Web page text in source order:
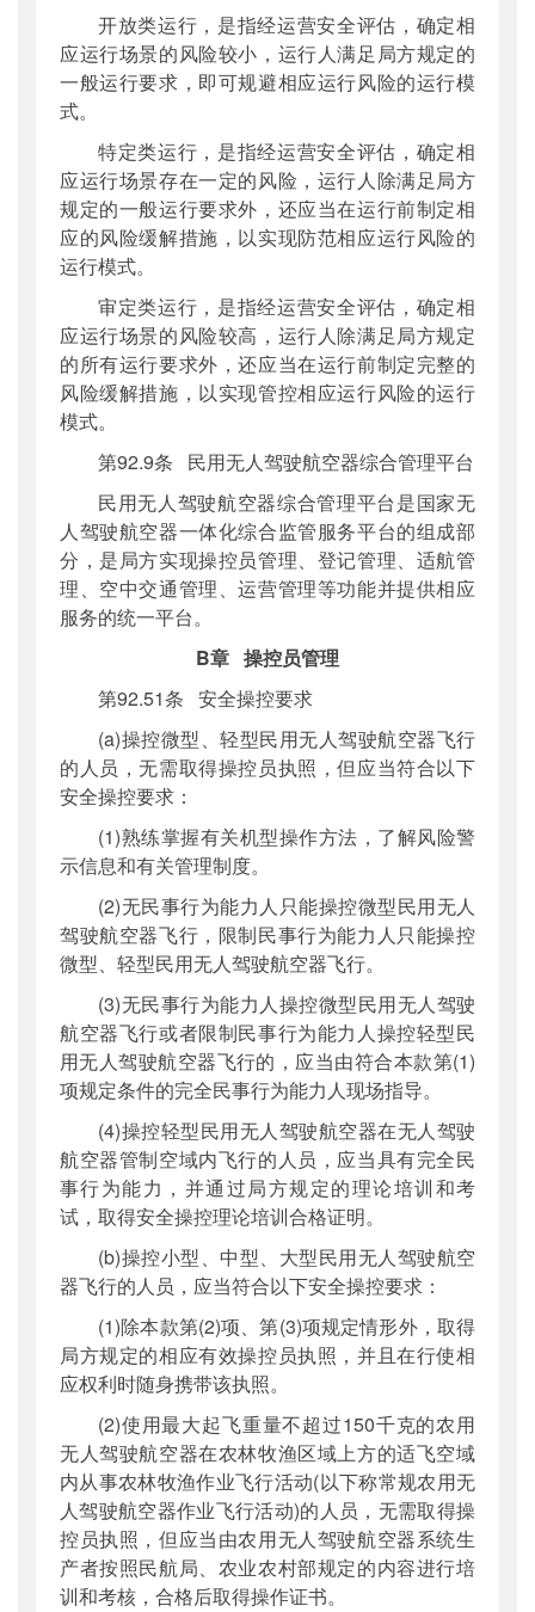
开放类运行，是指经运营安全评估，确定相
应运行场景的风险较小，运行人满足局方规定的
一般运行要求，即可规避相应运行风险的运行模
式。
特定类运行，是指经运营安全评估，确定相
应运行场景存在一定的风险，运行人除满足局方
规定的一般运行要求外，还应当在运行前制定相
应的风险缓解措施，以实现防范相应运行风险的
运行模式。
审定类运行，是指经运营安全评估，确定相
应运行场景的风险较高，运行人除满足局方规定
的所有运行要求外，还应当在运行前制定完整的
风险缓解措施，以实现管控相应运行风险的运行
模式。
第92.9条 民用无人驾驶航空器综合管理平台
民用无人驾驶航空器综合管理平台是国家无
人驾驶航空器一体化综合监管服务平台的组成部
分，是局方实现操控员管理、登记管理、适航管
理、空中交通管理、运营管理等功能并提供相应
服务的统一平台。
B章 操控员管理
第92.51条 安全操控要求
(a)操控微型、轻型民用无人驾驶航空器飞行
的人员，无需取得操控员执照，但应当符合以下
安全操控要求：
(1)熟练掌握有关机型操作方法，了解风险警
示信息和有关管理制度。
(2)无民事行为能力人只能操控微型民用无人
驾驶航空器飞行，限制民事行为能力人只能操控
微型、轻型民用无人驾驶航空器飞行。
(3)无民事行为能力人操控微型民用无人驾驶
航空器飞行或者限制民事行为能力人操控轻型民
用无人驾驶航空器飞行的，应当由符合本款第(1)
项规定条件的完全民事行为能力人现场指导。
(4)操控轻型民用无人驾驶航空器在无人驾驶
航空器管制空域内飞行的人员，应当具有完全民
事行为能力，并通过局方规定的理论培训和考
试，取得安全操控理论培训合格证明。
(b)操控小型、中型、大型民用无人驾驶航空
器飞行的人员，应当符合以下安全操控要求：
(1)除本款第(2)项、第(3)项规定情形外，取得
局方规定的相应有效操控员执照，并且在行使相
应权利时随身携带该执照。
(2)使用最大起飞重量不超过150千克的农用
无人驾驶航空器在农林牧渔区域上方的适飞空域
内从事农林牧渔作业飞行活动(以下称常规农用无
人驾驶航空器作业飞行活动)的人员，无需取得操
控员执照，但应当由农用无人驾驶航空器系统生
产者按照民航局、农业农村部规定的内容进行培
训和考核，合格后取得操作证书。